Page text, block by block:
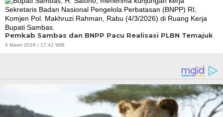
Pemkab Sambas dan BNPP Pacu Realisasi PLBN Temajuk
4 Maret 2026 | 17:42 WIB